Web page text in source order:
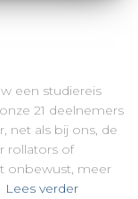
een studiereis
21 deelnemers
net als bij ons, de
rollators of
onbewust, meer
Lees verder